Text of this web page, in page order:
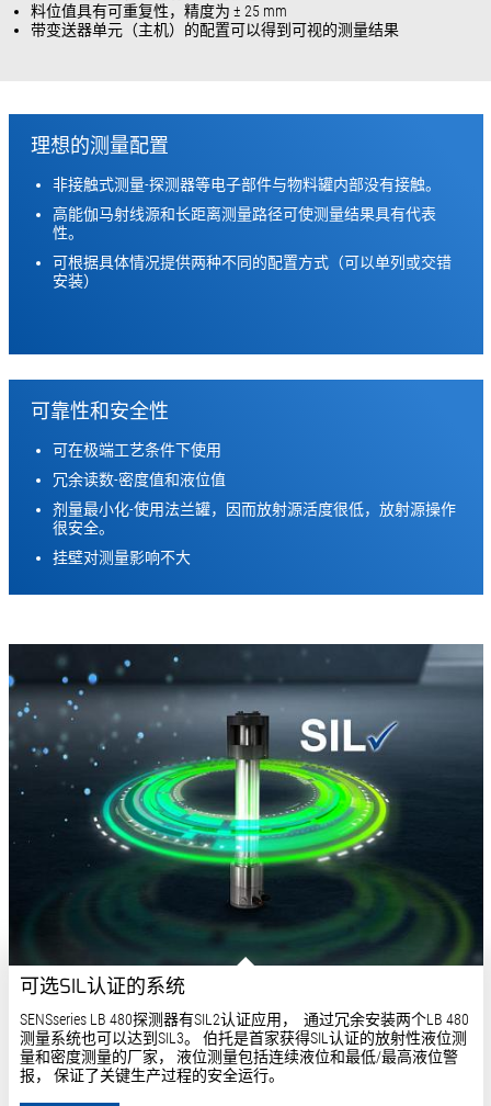
料位值具有可重复性，精度为 ± 25 mm
带变送器单元（主机）的配置可以得到可视的测量结果
理想的测量配置
非接触式测量-探测器等电子部件与物料罐内部没有接触。
高能伽马射线源和长距离测量路径可使测量结果具有代表
性。
可根据具体情况提供两种不同的配置方式（可以单列或交错
安装）
可靠性和安全性
可在极端工艺条件下使用
冗余读数-密度值和液位值
剂量最小化-使用法兰罐，因而放射源活度很低，放射源操作
很安全。
挂壁对测量影响不大
可选SIL认证的系统
SENSseries LB 480探测器有SIL2认证应用， 通过冗余安装两个LB 480
测量系统也可以达到SIL3。 伯托是首家获得SIL认证的放射性液位测
量和密度测量的厂家， 液位测量包括连续液位和最低/最高液位警
报， 保证了关键生产过程的安全运行。